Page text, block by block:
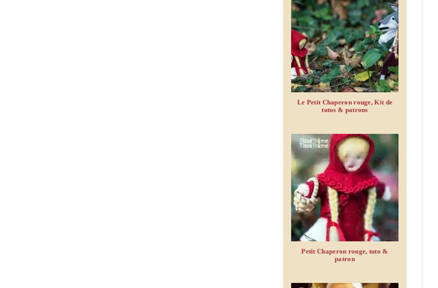
Le Petit Chaperon rouge, Kit de
tutos & patrons
Petit Chaperon rouge, tuto &
patron